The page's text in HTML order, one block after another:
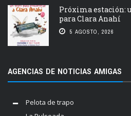
Próxima estación:
para Clara Anahí
5 AGOSTO, 2026
AGENCIAS DE NOTICIAS AMIGAS
Pelota de trapo